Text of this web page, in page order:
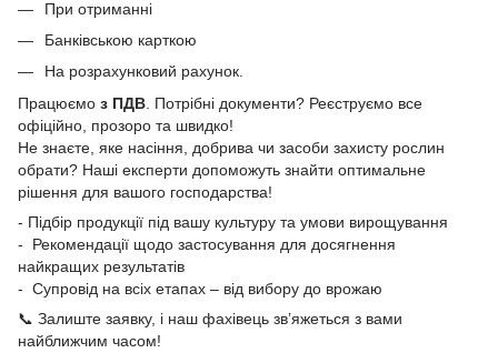
При отриманні
Банківською карткою
На розрахунковий рахунок.
Працюємо з ПДВ . Потрібні документи? Реєструємо все
офіційно, прозоро та швидко!
Не знаєте, яке насіння, добрива чи засоби захисту рослин
обрати? Наші експерти допоможуть знайти оптимальне
рішення для вашого господарства!
- Підбір продукції під вашу культуру та умови вирощування
- Рекомендації щодо застосування для досягнення
найкращих результатів
- Супровід на всіх етапах – від вибору до врожаю
📞 Залиште заявку, і наш фахівець зв’яжеться з вами
найближчим часом!